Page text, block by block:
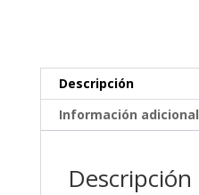
cantidad
Descripción
Información adicional
Descripción